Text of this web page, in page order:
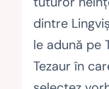
dintre
le adună pe
Tezaur în